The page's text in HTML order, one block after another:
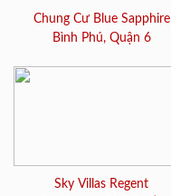
Chung Cư Blue Sapphire
Bình Phú, Quận 6
Sky Villas Regent